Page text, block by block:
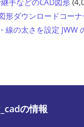
手などのCAD図形
形ダウンロードコーナ
線の太さを設定 JWW
の情報